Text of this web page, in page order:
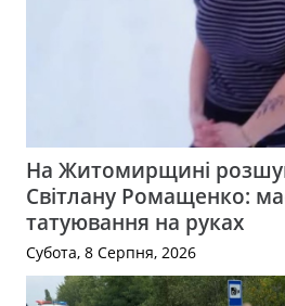
На Житомирщині
Світлану Ромащенко:
татуювання на руках
Субота, 8 Серпня, 2026